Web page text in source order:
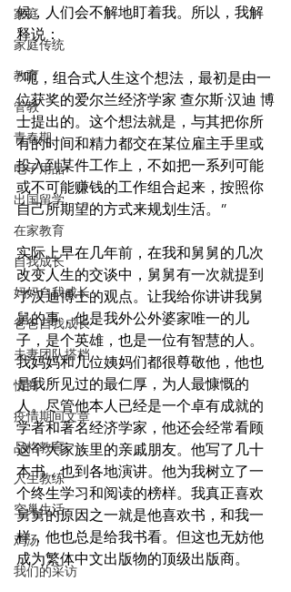
家庭
家庭传统
教育
管教
青春期
电子用品
出国留学
在家教育
自我成长
妈妈自我成长
爸爸自我成长
夫妻团队搭档
情商
疫情期间文章
品格教育
人生教练
空巢生活
鸡汤
我们的采访
候，人们会不解地盯着我。所以，我解
释说：
“呃，组合式人生这个想法，最初是由一
位获奖的爱尔兰经济学家 查尔斯·汉迪 博
士提出的。这个想法就是，与其把你所
有的时间和精力都交在某位雇主手里或
投入到某件工作上，不如把一系列可能
或不可能赚钱的工作组合起来，按照你
自己所期望的方式来规划生活。”
实际上早在几年前，在我和舅舅的几次
改变人生的交谈中，舅舅有一次就提到
了汉迪博士的观点。让我给你讲讲我舅
舅的事，他是我外公外婆家唯一的儿
子，是个英雄，也是一位有智慧的人。
我妈妈和几位姨妈们都很尊敬他，他也
是我所见过的最仁厚，为人最慷慨的
人。尽管他本人已经是一个卓有成就的
学者和著名经济学家，他还会经常看顾
这个大家族里的亲戚朋友。他写了几十
本书，也到各地演讲。他为我树立了一
个终生学习和阅读的榜样。我真正喜欢
舅舅的原因之一就是他喜欢书，和我一
样，他也总是给我书看。但这也无妨他
成为繁体中文出版物的顶级出版商。